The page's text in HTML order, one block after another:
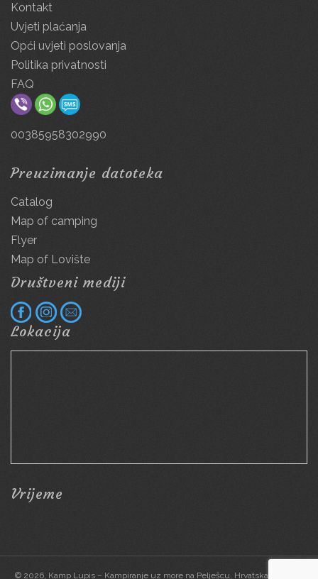
Kontakt
Uvjeti plaćanja
Opći uvjeti poslovanja
Politika privatnosti
FAQ
00385958302990
Preuzimanje datoteka
Catalog
Map of camping
Flyer
Map of Lovište
Društveni mediji
Lokacija
Vrijeme
© 2026, Kamp Lupis – Kampiranje uz more na Pelješcu, Hrvatska | Priroda,